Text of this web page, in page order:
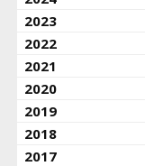
2023
2022
2021
2020
2019
2018
2017